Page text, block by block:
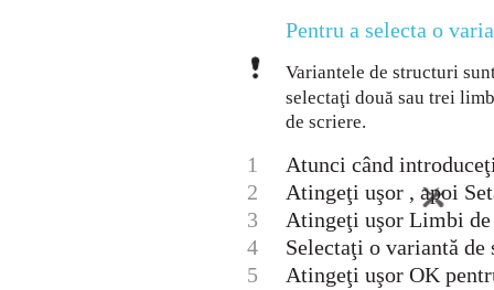
Pentru a selecta o
Variantele de structuri
selectaţi două sau trei
de scriere.
1
Atunci când
2
Atingeţi uşor , apoi
3
Atingeţi uşor Limbi
4
Selectaţi o variantă de
5
Atingeţi uşor OK